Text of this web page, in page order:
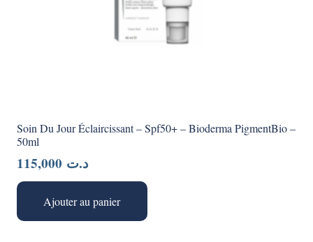
Soin Du Jour Éclaircissant – Spf50+ – Bioderma PigmentBio –
50ml
د.ت
Ajouter au panier